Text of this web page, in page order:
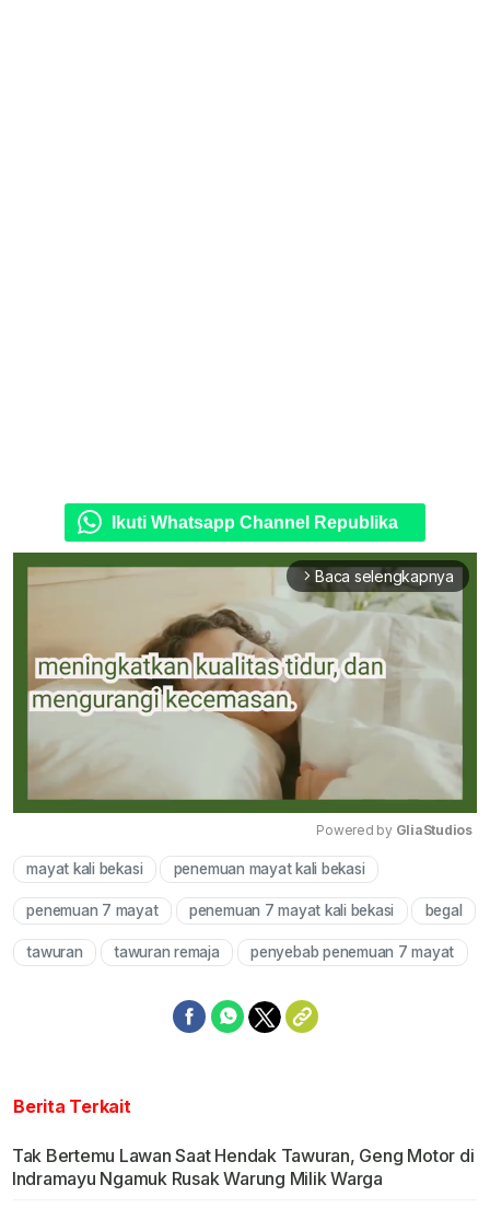
Ikuti Whatsapp Channel Republika
arrow_forward_ios Baca selengkapnya
Powered by GliaStudios
mayat kali bekasi penemuan mayat kali bekasi
penemuan 7 mayat penemuan 7 mayat kali bekasi begal
tawuran tawuran remaja penyebab penemuan 7 mayat
Berita Terkait
Tak Bertemu Lawan Saat Hendak Tawuran, Geng Motor di
Indramayu Ngamuk Rusak Warung Milik Warga